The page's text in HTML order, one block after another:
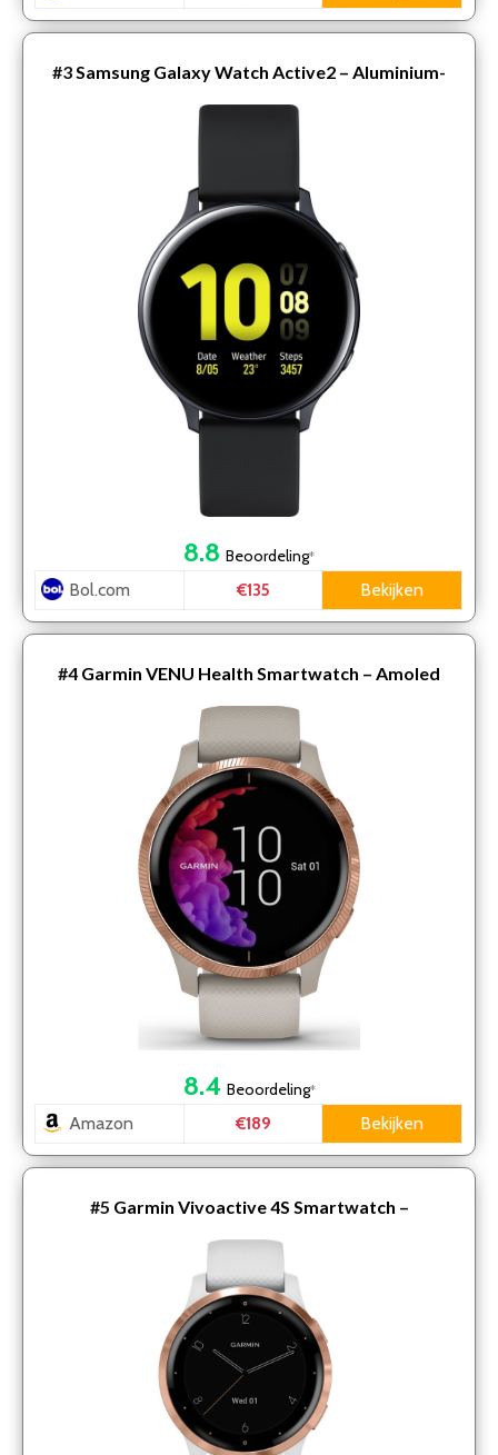
#3Samsung Galaxy Watch Active2 – Aluminium-
Smartwatch – 44 mm – Zwart
8.8 Beoordeling*
Bol.com €135 Bekijken
#4 Garmin VENU Health Smartwatch – Amoled
touchscreen – Stappenteller – 5 dagen batterij –
Light Sand/R…
8.4 Beoordeling*
Amazon €189 Bekijken
#5 Garmin Vivoactive 4S Smartwatch –
Sporthorloge met GPS Tracker – 7 dagen batterij –
Met Garmin Pay -…